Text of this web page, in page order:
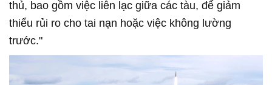
thủ, bao gồm việc liên lạc giữa các tàu, để giảm
thiểu rủi ro cho tai nạn hoặc việc không lường
trước."